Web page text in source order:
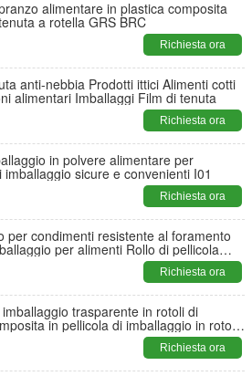
alimentare in plastica composita
a rotella GRS BRC
Richiesta ora
anti-nebbia Prodotti ittici Alimenti cotti
alimentari Imballaggi Film di tenuta
Richiesta ora
in polvere alimentare per
imballaggio sicure e convenienti I01
Richiesta ora
per condimenti resistente al foramento
per alimenti Rollo di pellicola
Richiesta ora
trasparente in rotoli di
in pellicola di imballaggio in rotoli
Richiesta ora